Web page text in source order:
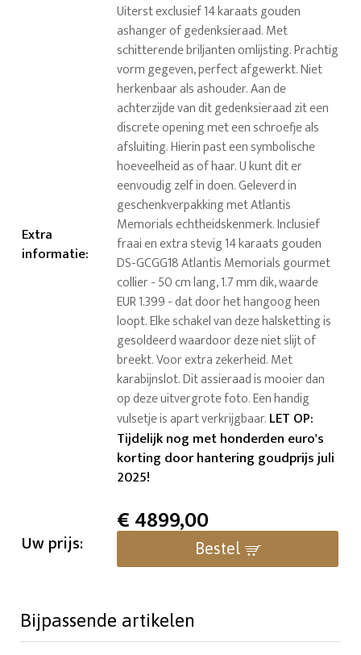
Extra
informatie:
Uiterst exclusief 14 karaats gouden
ashanger of gedenksieraad. Met
schitterende briljanten omlijsting. Prachtig
vorm gegeven, perfect afgewerkt. Niet
herkenbaar als ashouder. Aan de
achterzijde van dit gedenksieraad zit een
discrete opening met een schroefje als
afsluiting. Hierin past een symbolische
hoeveelheid as of haar. U kunt dit er
eenvoudig zelf in doen. Geleverd in
geschenkverpakking met Atlantis
Memorials echtheidskenmerk. Inclusief
fraai en extra stevig 14 karaats gouden
DS-GCGG18 Atlantis Memorials gourmet
collier - 50 cm lang, 1.7 mm dik, waarde
EUR 1.399 - dat door het hangoog heen
loopt. Elke schakel van deze halsketting is
gesoldeerd waardoor deze niet slijt of
breekt. Voor extra zekerheid. Met
karabijnslot. Dit assieraad is mooier dan
op deze uitvergrote foto. Een handig
vulsetje is apart verkrijgbaar.LET OP:
Tijdelijk nog met honderden euro's
korting door hantering goudprijs juli
2025!
Uw prijs:
€4899,00
Bestel
Bijpassende artikelen